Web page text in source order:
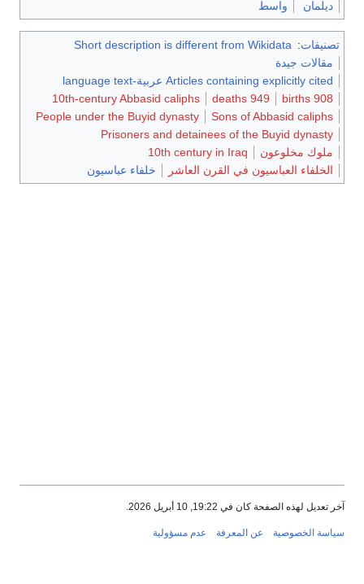
ديلمان
واسط
تصنيفات:
Short description is different from Wikidata
مقالات جيدة
Articles containing explicitly cited عربية-language text
908 births
949 deaths
10th-century Abbasid caliphs
Sons of Abbasid caliphs
People under the Buyid dynasty
Prisoners and detainees of the Buyid dynasty
ملوك مخلوعون
10th century in Iraq
الخلفاء العباسيون في القرن العاشر
خلفاء عباسيون
آخر تعديل لهذه الصفحة كان في 19:22, 10 أبريل 2026.
سياسة الخصوصية عن المعرفة عدم مسؤولية